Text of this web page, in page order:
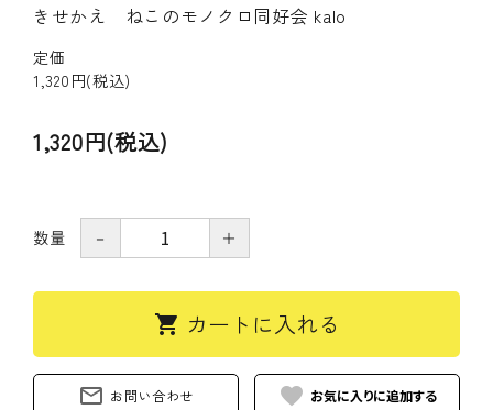
マイページ
企業（法人）の皆様へ
きせかえ ねこのモノクロ同好会 kalo
定価
1,320円(税込)
1,320円(税込)
数量 － ＋
shopping_cart カートに入れる
mail_outline お問い合わせ favorite